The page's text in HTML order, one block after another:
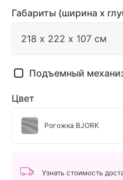
Габариты (ширина х
Подъемный
Цвет
Рогожка BJORK
Узнать стоимость